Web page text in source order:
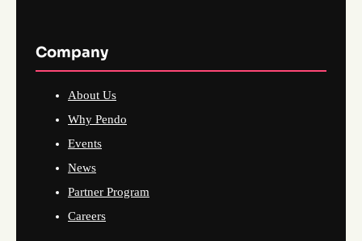
Company
About Us
Why Pendo
Events
News
Partner Program
Careers